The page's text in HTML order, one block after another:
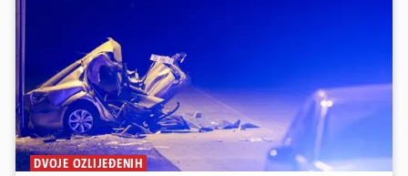
DVOJE OZLIJEĐENIH